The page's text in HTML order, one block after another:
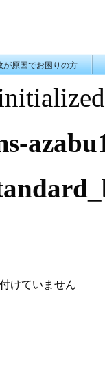
が原因でお困りの方
けていません